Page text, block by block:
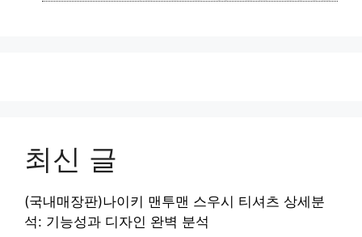
최신 글
(국내매장판)나이키 맨투맨 스우시 티셔츠 상세분
석: 기능성과 디자인 완벽 분석